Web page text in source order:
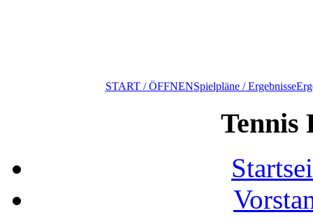
START / ÖFFNENSpielpläne / Ergebnisse
Tennis